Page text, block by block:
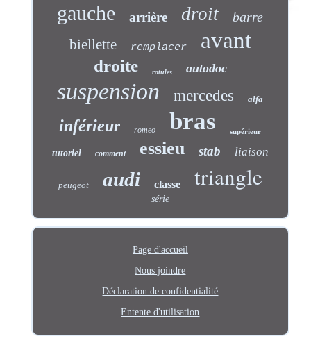
gauche arrière droit barre
biellette remplacer avant
droite rotules autodoc
suspension mercedes alfa
inférieur romeo bras supérieur
tutoriel comment essieu stab liaison
peugeot audi classe triangle
série
Page d'accueil
Nous joindre
Déclaration de confidentialité
Entente d'utilisation